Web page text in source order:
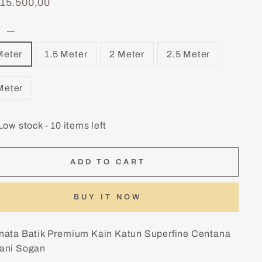
—
1.5 Meter 2 Meter 2.5 Meter
stock - 10 items left
ADD TO CART
BUY IT NOW
Batik Premium Kain Katun Superfine Centana
Sogan